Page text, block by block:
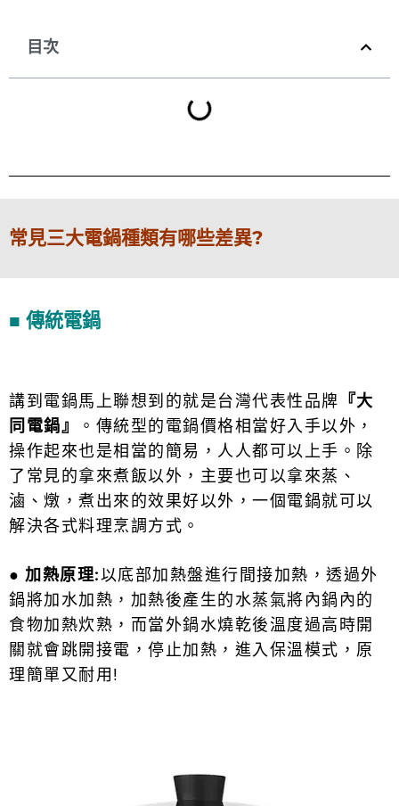
目次
常見三大電鍋種類有哪些差異?
■ 傳統電鍋
講到電鍋馬上聯想到的就是台灣代表性品牌 『大
同電鍋』
。傳統型的電鍋價格相當好入手以外，
操作起來也是相當的簡易，人人都可以上手。除
了常見的拿來煮飯以外，主要也可以拿來蒸、
滷、燉，煮出來的效果好以外，一個電鍋就可以
解決各式料理烹調方式。
● 加熱原理:以底部加熱盤進行間接加熱，透過外
鍋將加水加熱，加熱後產生的水蒸氣將內鍋內的
食物加熱炊熟，而當外鍋水燒乾後溫度過高時開
關就會跳開接電，停止加熱，進入保溫模式，原
理簡單又耐用!